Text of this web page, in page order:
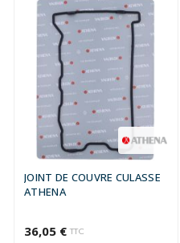
JOINT DE COUVRE CULASSE
ATHENA
36,05 € TTC